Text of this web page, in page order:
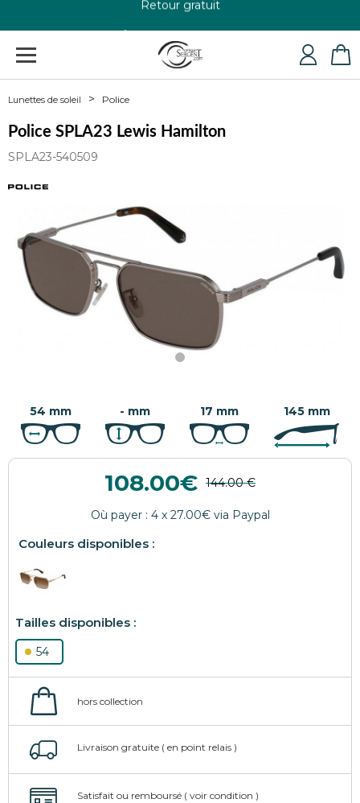
+33 4 79 24 76 84
Lunettes de soleil Police
Police SPLA23 Lewis Hamilton
SPLA23-540509
54 mm - mm 17 mm 145 mm
108.00
54